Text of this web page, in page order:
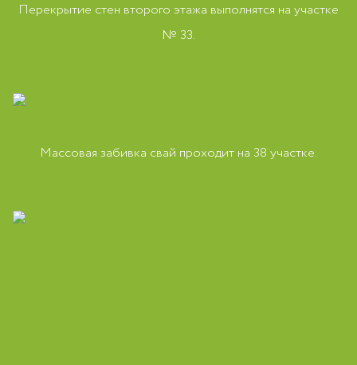
Перекрытие стен второго этажа выполнятся на участке
№ 33.
Массовая забивка свай проходит на 38 участке.